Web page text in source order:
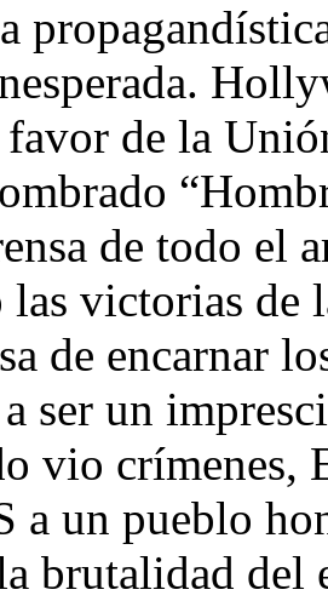
de la
de todo el
las victorias de
de encarnar
a ser un
vio crímenes,
a un pueblo
brutalidad del